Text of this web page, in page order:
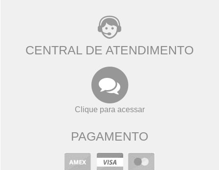
CENTRAL DE ATENDIMENTO
Clique para acessar
PAGAMENTO